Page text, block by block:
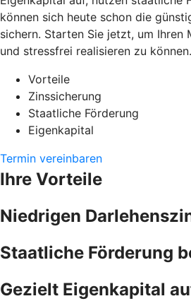
können sich heute schon die
sichern. Starten Sie jetzt, um Ihren
und stressfrei realisieren zu
Vorteile
Zinssicherung
Staatliche Förderung
Eigenkapital
Termin vereinbaren
Ihre Vorteile
Niedrigen
Staatliche Förderung
Gezielt Eigenkapital